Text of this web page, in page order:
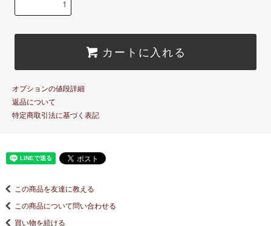
カートに入れる
オプションの値段詳細
返品について
特定商取引法に基づく表記
この商品を友達に教える
この商品について問い合わせる
買い物を続ける